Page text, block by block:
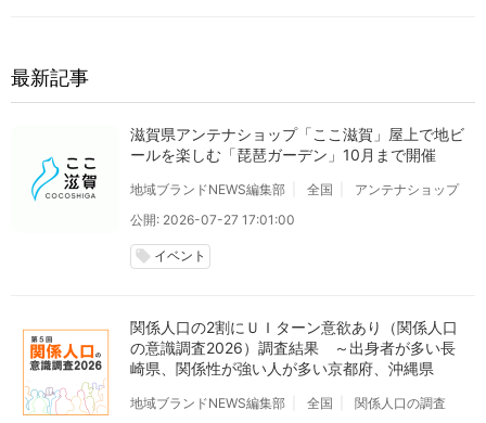
最新記事
滋賀県アンテナショップ「ここ滋賀」屋上で地ビ
ールを楽しむ「琵琶ガーデン」10月まで開催
地域ブランドNEWS編集部 全国
アンテナショップ
公開: 2026-07-27 17:01:00
local_offer イベント
関係人口の2割にＵＩターン意欲あり（関係人口
の意識調査2026）調査結果 ～出身者が多い長
崎県、関係性が強い人が多い京都府、沖縄県
地域ブランドNEWS編集部 全国
関係人口の調査